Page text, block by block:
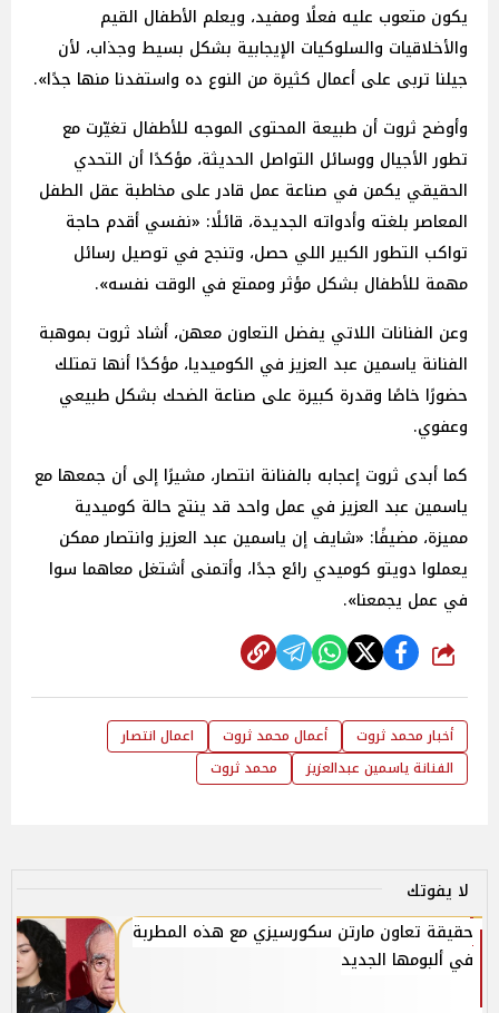
يكون متعوب عليه فعلًا ومفيد، ويعلم الأطفال القيم
والأخلاقيات والسلوكيات الإيجابية بشكل بسيط وجذاب، لأن
جيلنا تربى على أعمال كثيرة من النوع ده واستفدنا منها جدًا».
وأوضح ثروت أن طبيعة المحتوى الموجه للأطفال تغيّرت مع
تطور الأجيال ووسائل التواصل الحديثة، مؤكدًا أن التحدي
الحقيقي يكمن في صناعة عمل قادر على مخاطبة عقل الطفل
المعاصر بلغته وأدواته الجديدة، قائلًا: «نفسي أقدم حاجة
تواكب التطور الكبير اللي حصل، وتنجح في توصيل رسائل
مهمة للأطفال بشكل مؤثر وممتع في الوقت نفسه».
وعن الفنانات اللاتي يفضل التعاون معهن، أشاد ثروت بموهبة
الفنانة ياسمين عبد العزيز في الكوميديا، مؤكدًا أنها تمتلك
حضورًا خاصًا وقدرة كبيرة على صناعة الضحك بشكل طبيعي
وعفوي.
كما أبدى ثروت إعجابه بالفنانة انتصار، مشيرًا إلى أن جمعها مع
ياسمين عبد العزيز في عمل واحد قد ينتج حالة كوميدية
مميزة، مضيفًا: «شايف إن ياسمين عبد العزيز وانتصار ممكن
يعملوا دويتو كوميدي رائع جدًا، وأتمنى أشتغل معاهما سوا
في عمل يجمعنا».
شارك
أخبار محمد ثروت أعمال محمد ثروت
اعمال انتصار
الفنانة ياسمين عبدالعزيز
محمد ثروت
لا يفوتك
حقيقة تعاون مارتن سكورسيزي مع هذه المطربة
في ألبومها الجديد